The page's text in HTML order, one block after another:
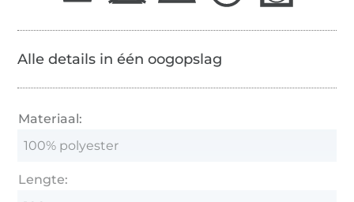
Alle details in één oogopslag
Materiaal:
100% polyester
Lengte: